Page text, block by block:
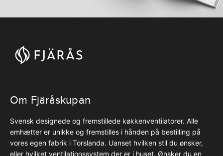
Om Fjäråskupan
Svensk designede og fremstillede køkkenventilatorer. Alle
emhætter er unikke og fremstilles i hånden på bestilling på
vores egen fabrik i Torslanda. Uanset hvilken stil du ønsker,
eller hvilket ventilationssystem der er i huset. Ønsker du en